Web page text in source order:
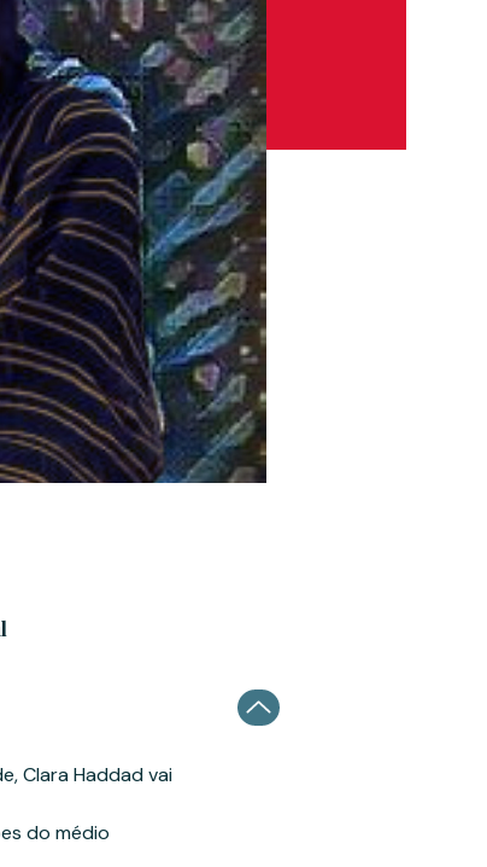
Clara Haddad vai
do médio